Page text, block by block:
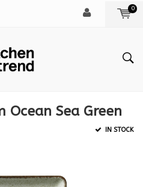
0
Sea Green
IN STOCK